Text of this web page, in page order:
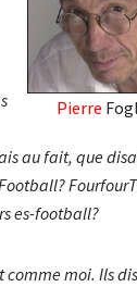
Pierre
au fait, que
es-football?
moi. Ils